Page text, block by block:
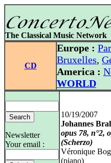
The Classical Music Network
CD
Europe :
Bruxelles,
America :
WORLD
Newsletter
Your email :
10/19/2007
Johannes
opus 78, n°2,
(Scherzo)
Véronique
(piano)